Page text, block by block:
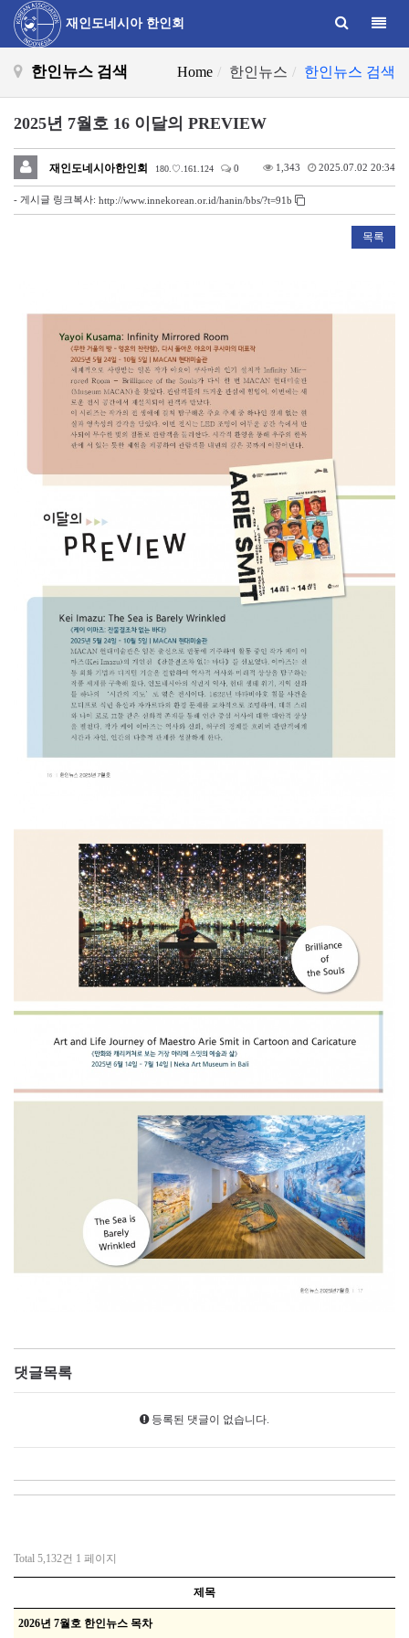
재인도네시아 한인회
한인뉴스 검색 Home 한인뉴스 한인뉴스 검색
2025년 7월호 16 이달의 PREVIEW
재인도네시아한인회 180.♡.161.124 0 1,343 2025.07.02 20:34
- 게시글 링크복사: http://www.innekorean.or.id/hanin/bbs/?t=91b
목록
댓글목록
등록된 댓글이 없습니다.
Total 5,132건 1 페이지
제목
2026년 7월호 한인뉴스 목차